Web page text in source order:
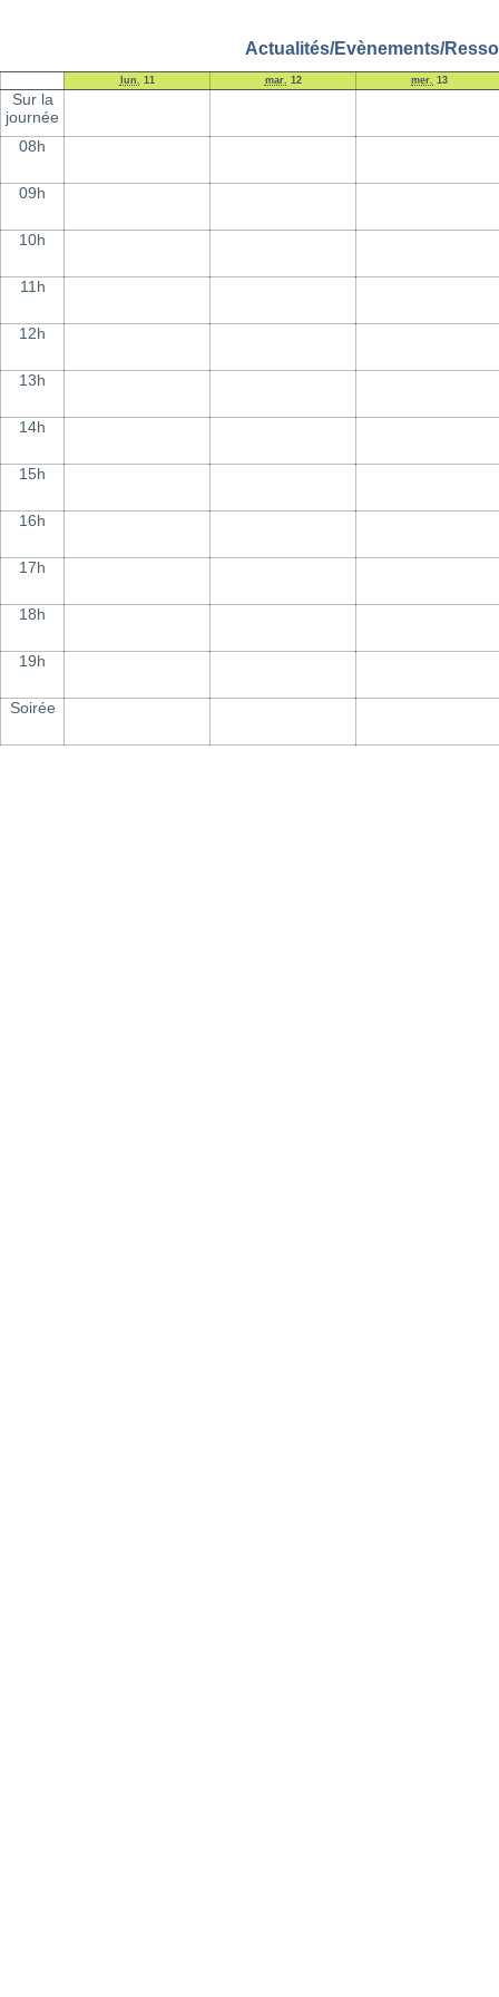
Actualités/Evènements/
lun. 11 mar. 12 mer. 13
Sur la
journée
08h
09h
10h
11h
12h
13h
14h
15h
16h
17h
18h
19h
Soirée